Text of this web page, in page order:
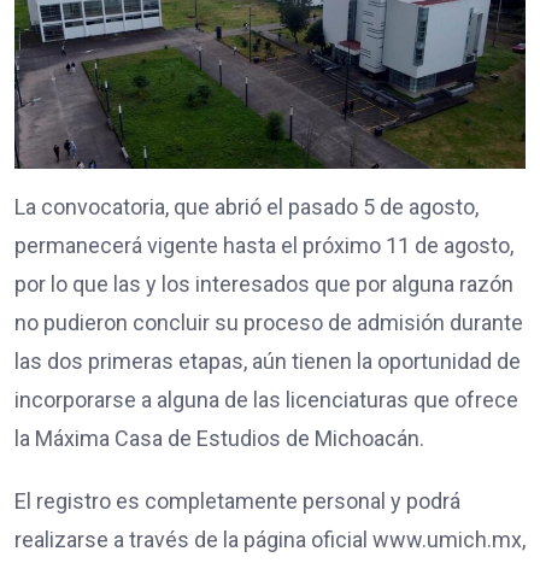
La convocatoria, que abrió el pasado 5 de agosto,
permanecerá vigente hasta el próximo 11 de agosto,
por lo que las y los interesados que por alguna razón
no pudieron concluir su proceso de admisión durante
las dos primeras etapas, aún tienen la oportunidad de
incorporarse a alguna de las licenciaturas que ofrece
la Máxima Casa de Estudios de Michoacán.
El registro es completamente personal y podrá
realizarse a través de la página oficial www.umich.mx,